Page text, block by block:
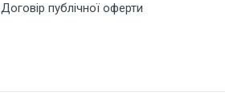
Договір публічної оферти